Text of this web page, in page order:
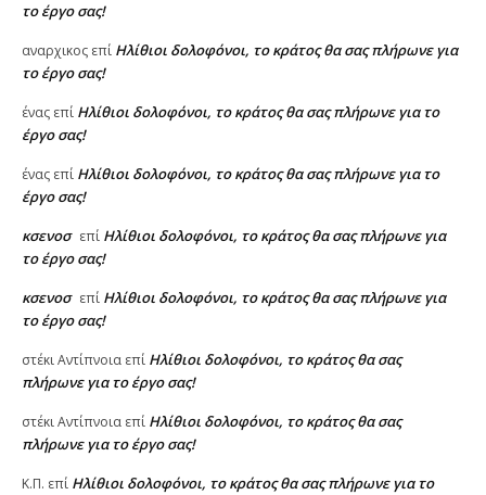
το έργο σας!
αναρχικος επί Ηλίθιοι δολοφόνοι, το κράτος θα σας πλήρωνε για
το έργο σας!
ένας επί Ηλίθιοι δολοφόνοι, το κράτος θα σας πλήρωνε για το
έργο σας!
ένας επί Ηλίθιοι δολοφόνοι, το κράτος θα σας πλήρωνε για το
έργο σας!
κσενοσ επί Ηλίθιοι δολοφόνοι, το κράτος θα σας πλήρωνε για
το έργο σας!
κσενοσ επί Ηλίθιοι δολοφόνοι, το κράτος θα σας πλήρωνε για
το έργο σας!
στέκι Αντίπνοια επί Ηλίθιοι δολοφόνοι, το κράτος θα σας
πλήρωνε για το έργο σας!
στέκι Αντίπνοια επί Ηλίθιοι δολοφόνοι, το κράτος θα σας
πλήρωνε για το έργο σας!
Κ.Π. επί Ηλίθιοι δολοφόνοι, το κράτος θα σας πλήρωνε για το